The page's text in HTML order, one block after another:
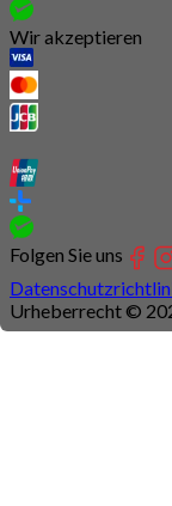
Wir akzeptieren
Folgen Sie uns
Urheberrecht ©
Connection